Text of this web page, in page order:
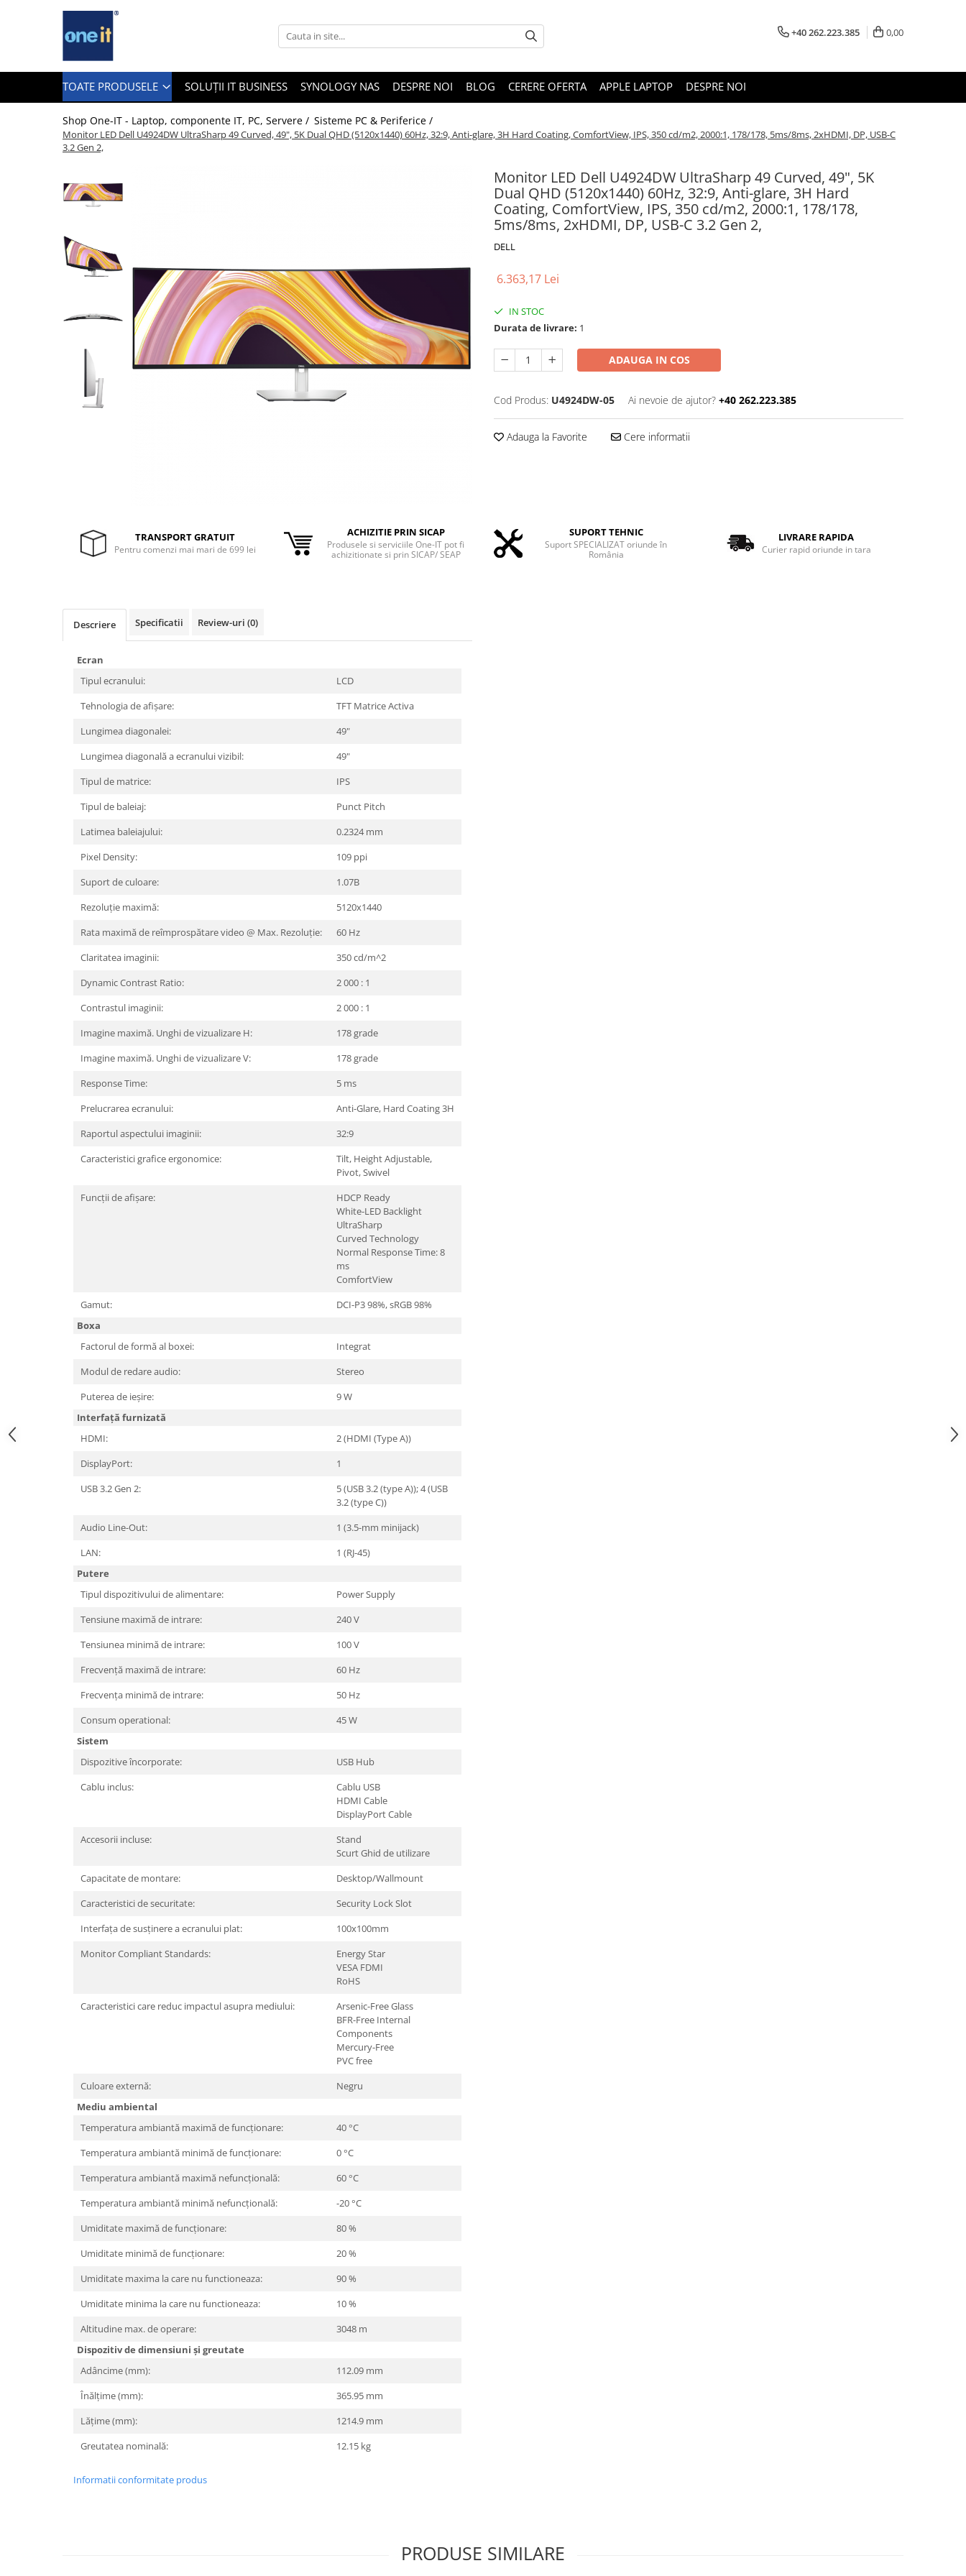
Toate Produsele
Laptop / Notebook
Accesorii Laptop
Tablete & accesorii
Telefoane & accesorii
Apple AirTag
Smartphone IPhone
Microfoane & Casti Gaming
Mouse Gaming
Card Reader
Periferice PC
Componente PC
Servere & Componente
Componente Server
TV, Multimedia & Electronice
Televizoare & accesorii
Cloud si Aplicatii SaaS
Sisteme Videoconferinta
+40 262.223.385 0,00
TOATE PRODUSELE SOLUȚII IT BUSINESS SYNOLOGY NAS DESPRE NOI BLOG CERERE OFERTA APPLE LAPTOP DESPRE NOI
Shop One-IT - Laptop, componente IT, PC, Servere / Sisteme PC & Periferice /
Monitor LED Dell U4924DW UltraSharp 49 Curved, 49", 5K Dual QHD (5120x1440) 60Hz, 32:9, Anti-glare, 3H Hard Coating, ComfortView, IPS, 350 cd/m2, 2000:1, 178/178, 5ms/8ms, 2xHDMI, DP, USB-C
3.2 Gen 2,
Monitor LED Dell U4924DW UltraSharp 49 Curved, 49", 5K
Dual QHD (5120x1440) 60Hz, 32:9, Anti-glare, 3H Hard
Coating, ComfortView, IPS, 350 cd/m2, 2000:1, 178/178,
5ms/8ms, 2xHDMI, DP, USB-C 3.2 Gen 2,
DELL
6.363,17 Lei
IN STOC
Durata de livrare: 1
ADAUGA IN COS
Cod Produs: U4924DW-05 Ai nevoie de ajutor? +40 262.223.385
Adauga la Favorite Cere informatii
TRANSPORT GRATUIT
Pentru comenzi mai mari de 699 lei
ACHIZITIE PRIN SICAP
Produsele si serviciile One-IT pot fi
achizitionate si prin SICAP/ SEAP
SUPORT TEHNIC
Suport SPECIALIZAT oriunde în
România
LIVRARE RAPIDA
Curier rapid oriunde in tara
Descriere Specificatii Review-uri (0)
Ecran
Tipul ecranului:
LCD
Tehnologia de afișare:
TFT Matrice Activa
Lungimea diagonalei:
49"
Lungimea diagonală a ecranului vizibil:
49"
Tipul de matrice:
IPS
Tipul de baleiaj:
Punct Pitch
Latimea baleiajului:
0.2324 mm
Pixel Density:
109 ppi
Suport de culoare:
1.07B
Rezoluție maximă:
5120x1440
Rata maximă de reîmprospătare video @ Max. Rezoluție:
60 Hz
Claritatea imaginii:
350 cd/m^2
Dynamic Contrast Ratio:
2 000 : 1
Contrastul imaginii:
2 000 : 1
Imagine maximă. Unghi de vizualizare H:
178 grade
Imagine maximă. Unghi de vizualizare V:
178 grade
Response Time:
5 ms
Prelucrarea ecranului:
Anti-Glare, Hard Coating 3H
Raportul aspectului imaginii:
32:9
Caracteristici grafice ergonomice:
Tilt, Height Adjustable,
Pivot, Swivel
Funcții de afișare:
HDCP Ready
White-LED Backlight
UltraSharp
Curved Technology
Normal Response Time: 8
ms
ComfortView
Gamut:
DCI-P3 98%, sRGB 98%
Boxa
Factorul de formă al boxei:
Integrat
Modul de redare audio:
Stereo
Puterea de ieșire:
9 W
Interfață furnizată
HDMI:
2 (HDMI (Type A))
DisplayPort:
1
USB 3.2 Gen 2:
5 (USB 3.2 (type A)); 4 (USB
3.2 (type C))
Audio Line-Out:
1 (3.5-mm minijack)
LAN:
1 (RJ-45)
Putere
Tipul dispozitivului de alimentare:
Power Supply
Tensiune maximă de intrare:
240 V
Tensiunea minimă de intrare:
100 V
Frecvență maximă de intrare:
60 Hz
Frecvența minimă de intrare:
50 Hz
Consum operational:
45 W
Sistem
Dispozitive încorporate:
USB Hub
Cablu inclus:
Cablu USB
HDMI Cable
DisplayPort Cable
Accesorii incluse:
Stand
Scurt Ghid de utilizare
Capacitate de montare:
Desktop/Wallmount
Caracteristici de securitate:
Security Lock Slot
Interfața de susținere a ecranului plat:
100x100mm
Monitor Compliant Standards:
Energy Star
VESA FDMI
RoHS
Caracteristici care reduc impactul asupra mediului:
Arsenic-Free Glass
BFR-Free Internal
Components
Mercury-Free
PVC free
Culoare externă:
Negru
Mediu ambiental
Temperatura ambiantă maximă de funcționare:
40 °C
Temperatura ambiantă minimă de funcționare:
0 °C
Temperatura ambiantă maximă nefuncțională:
60 °C
Temperatura ambiantă minimă nefuncțională:
-20 °C
Umiditate maximă de funcționare:
80 %
Umiditate minimă de funcționare:
20 %
Umiditate maxima la care nu functioneaza:
90 %
Umiditate minima la care nu functioneaza:
10 %
Altitudine max. de operare:
3048 m
Dispozitiv de dimensiuni și greutate
Adâncime (mm):
112.09 mm
Înălțime (mm):
365.95 mm
Lățime (mm):
1214.9 mm
Greutatea nominală:
12.15 kg
Informatii conformitate produs
PRODUSE SIMILARE